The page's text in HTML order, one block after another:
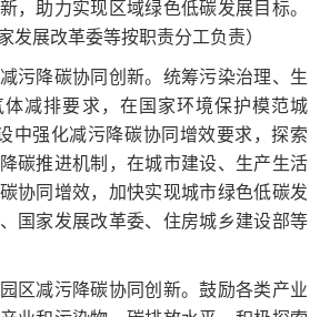
，助力实现区域绿色低碳发展目标。
发展改革委等按职责分工负责）
污降碳协同创新。统筹污染治理、生
减排要求，在国家环境保护模范城
中强化减污降碳协同增效要求，探索
碳推进机制，在城市建设、生产生活
协同增效，加快实现城市绿色低碳发
国家发展改革委、住房城乡建设部等
区减污降碳协同创新。鼓励各类产业